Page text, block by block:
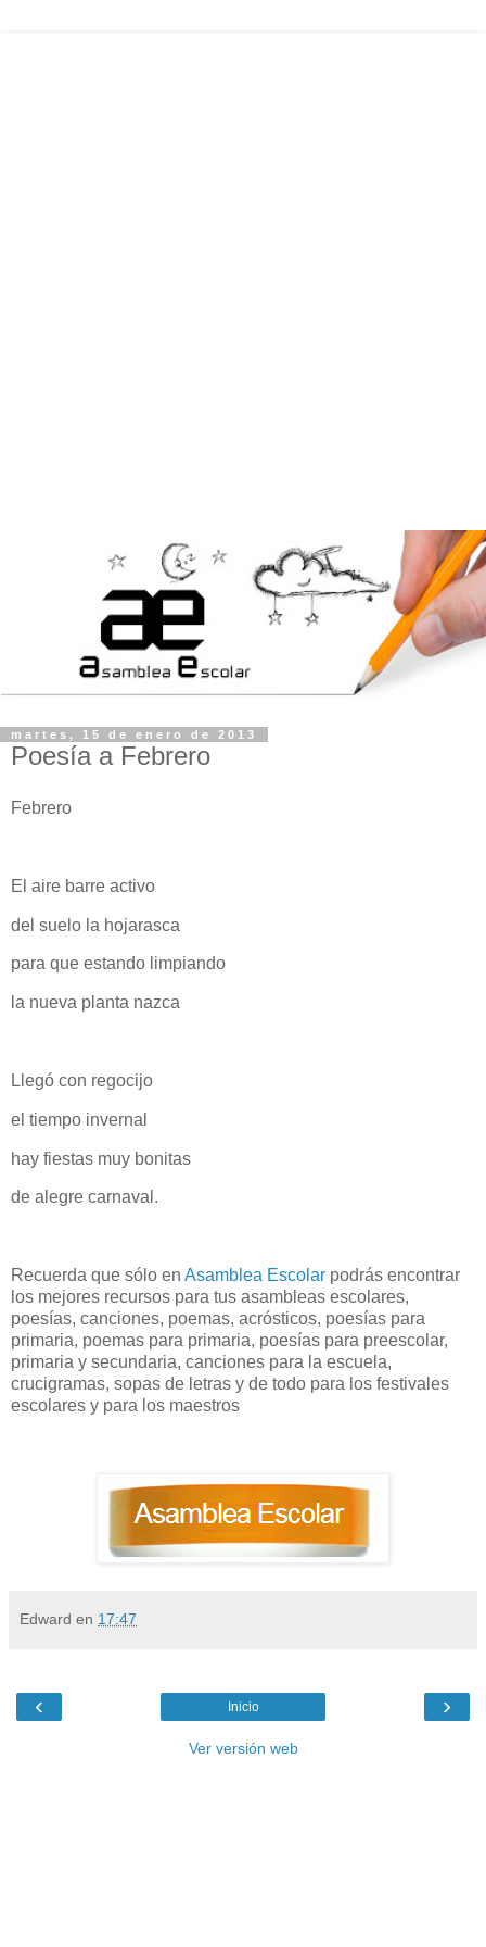
martes, 15 de enero de 2013
Poesía a Febrero
Febrero
El aire barre activo
del suelo la hojarasca
para que estando limpiando
la nueva planta nazca
Llegó con regocijo
el tiempo invernal
hay fiestas muy bonitas
de alegre carnaval.
Recuerda que sólo en Asamblea Escolar podrás encontrar
los mejores recursos para tus asambleas escolares,
poesías, canciones, poemas, acrósticos, poesías para
primaria, poemas para primaria, poesías para preescolar,
primaria y secundaria, canciones para la escuela,
crucigramas, sopas de letras y de todo para los festivales
escolares y para los maestros
Edward en 17:47
‹ ›
Inicio
Ver versión web